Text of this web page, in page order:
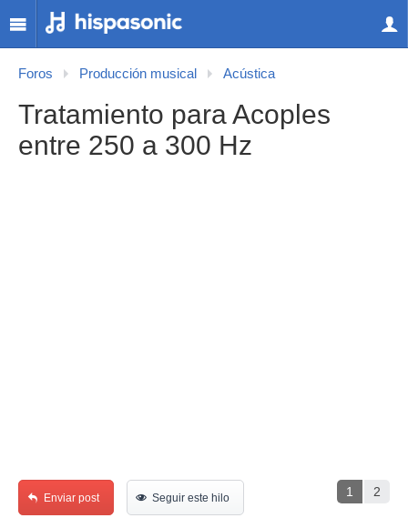
Foros Producción musical Acústica
Tratamiento para Acoples
entre 250 a 300 Hz
1 2
Enviar post Seguir este hilo